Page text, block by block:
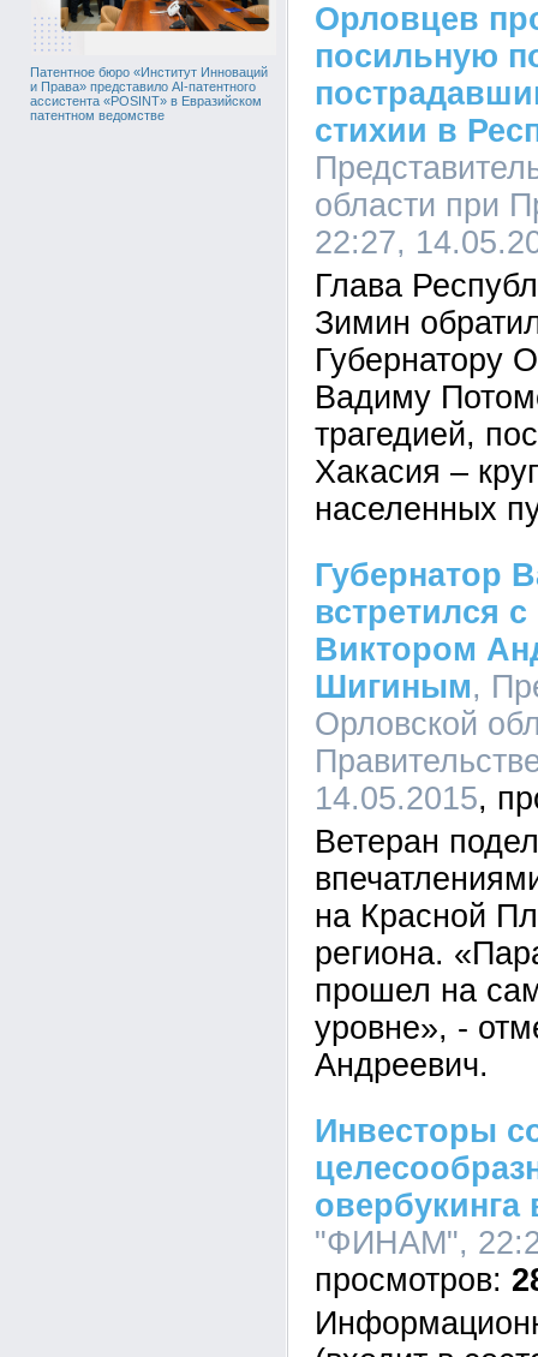
Патентное бюро «Институт Инноваций
и Права» представило AI-патентного
ассистента «POSINT» в Евразийском
патентном ведомстве
Орловцев
посильную
стихии в
области при
22:27,
Глава
Зимин
Губернатору
Вадиму
трагедией,
Хакасия –
населенных
Губернатор
встретился
Виктором
Шигиным,
Орловской
14.05.2015
Ветеран
на Красной
региона.
прошел на
уровне», -
Андреевич.
Инвесторы
овербукинга
"ФИНАМ",